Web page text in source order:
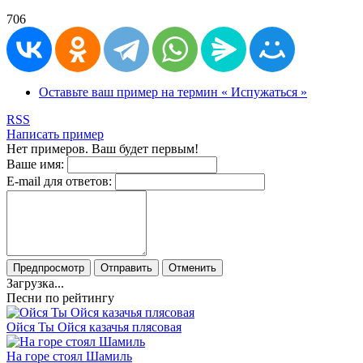
706
Оставьте ваш пример на термин « Испужаться »
RSS
Написать пример
Нет примеров. Ваш будет первым!
Ваше имя:
E-mail для ответов:
Предпросмотр Отправить Отменить
Загрузка...
Песни по рейтингу
Ойся Ты Ойся казачья плясовая
На горе стоял Шамиль